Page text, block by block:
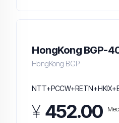
HongKong BGP-
HongKong BGP
¥ 452.00